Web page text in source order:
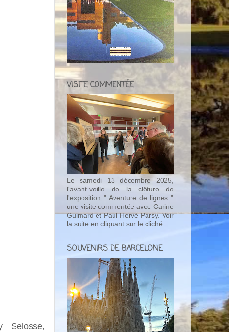
Selosse,
VISITE COMMENTÉE
Le samedi 13 décembre 2025,
l'avant-veille de la clôture de
l'exposition " Aventure de lignes "
une visite commentée avec Carine
Guimard et Paul Hervé Parsy. Voir
la suite en cliquant sur le cliché.
SOUVENIRS DE BARCELONE